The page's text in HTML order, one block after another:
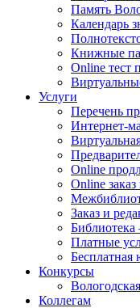
Память
Календарь
Книжные
Online тест
Услуги
Перечень
Интернет-
Online
Online
Заказ и
Библиотека
Платные
Конкурсы
Коллегам